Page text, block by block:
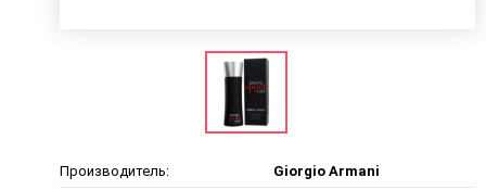
Производитель:
Giorgio Armani